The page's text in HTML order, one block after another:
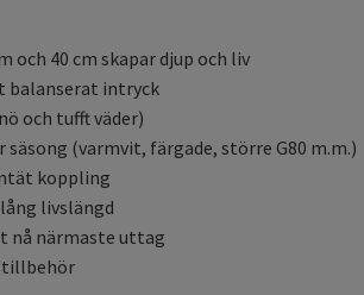
och 40 cm skapar djup och liv
balanserat intryck
och tufft väder)
(varmvit, färgade, större G80 m.m.)
koppling
livslängd
nå närmaste uttag
tillbehör